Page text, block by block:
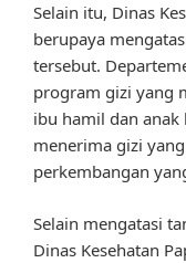
Selain itu, Dinas
berupaya
tersebut.
program gizi yang
ibu hamil dan
menerima gizi
perkembangan
Selain mengatasi
Dinas Kesehatan